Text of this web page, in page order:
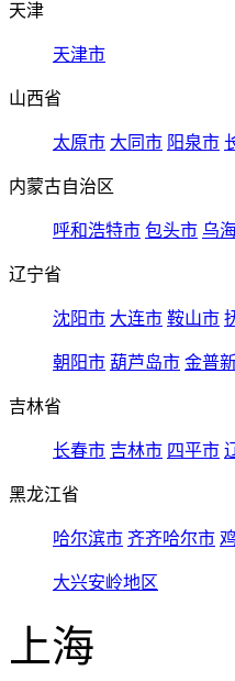
天津
天津市
山西省
太原市 大同市 阳泉市
内蒙古自治区
呼和浩特市 包头市 乌
辽宁省
沈阳市 大连市 鞍山市
朝阳市 葫芦岛市 金普
吉林省
长春市 吉林市 四平市
黑龙江省
哈尔滨市 齐齐哈尔市
大兴安岭地区
上海